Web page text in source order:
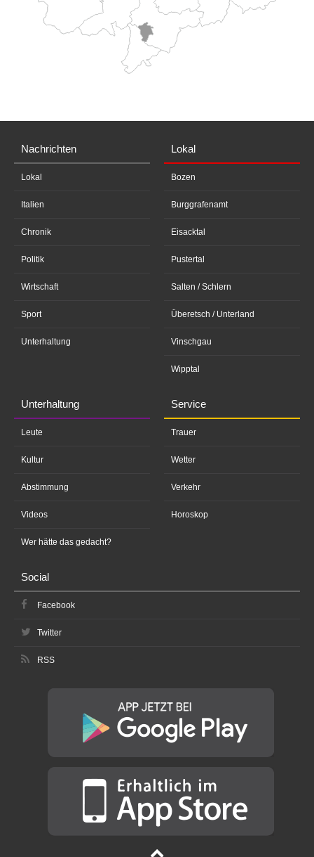
Nachrichten
Lokal
Italien
Chronik
Politik
Wirtschaft
Sport
Unterhaltung
Lokal
Bozen
Burggrafenamt
Eisacktal
Pustertal
Salten / Schlern
Überetsch / Unterland
Vinschgau
Wipptal
Unterhaltung
Leute
Kultur
Abstimmung
Videos
Wer hätte das gedacht?
Service
Trauer
Wetter
Verkehr
Horoskop
Social
Facebook
Twitter
RSS